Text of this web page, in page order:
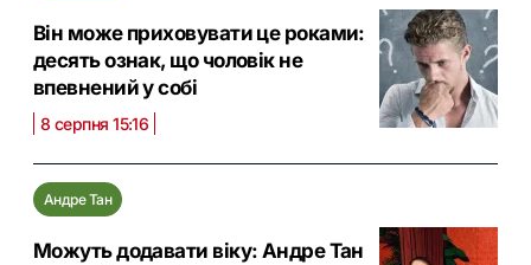
Він може приховувати це роками:
десять ознак, що чоловік не
впевнений у собі
8 серпня 15:16
Андре Тан
Можуть додавати віку: Андре Тан